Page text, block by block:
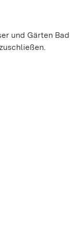
und Gärten